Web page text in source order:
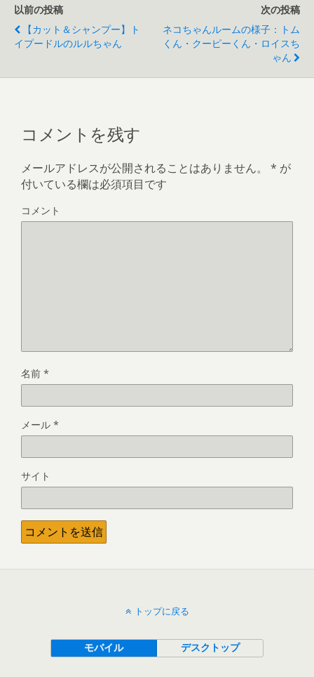
以前の投稿
【カット＆シャンプー】ト
イプードルのルルちゃん
次の投稿
ネコちゃんルームの様子：トム
くん・クーピーくん・ロイスち
ゃん
コメントを残す
メールアドレスが公開されることはありません。 * が
付いている欄は必須項目です
コメント
名前 *
メール *
サイト
トップに戻る
モバイル デスクトップ